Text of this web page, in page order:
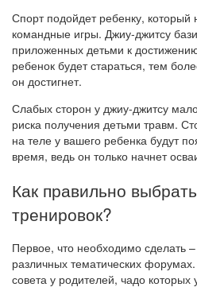
Спорт подойдет ребенку, который
командные игры. Джиу-джитсу
приложенных детьми к
ребенок будет стараться, тем
он достигнет.
Слабых сторон у джиу-джитсу
риска получения детьми травм.
на теле у вашего ребенка будут
время, ведь он только начнет
Как правильно
тренировок?
Первое, что необходимо сделать
различных тематических
совета у родителей, чадо